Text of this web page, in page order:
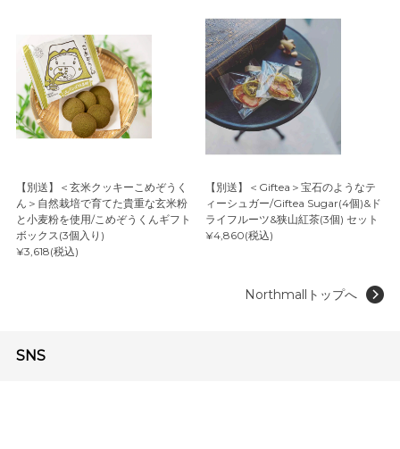
【別送】＜玄米クッキーこめぞうく
ん＞自然栽培で育てた貴重な玄米粉
と小麦粉を使用/こめぞうくんギフト
ボックス(3個入り)
¥3,618(税込)
【別送】＜Giftea＞宝石のようなテ
ィーシュガー/Giftea Sugar(4個)&ド
ライフルーツ&狭山紅茶(3個) セット
¥4,860(税込)
Northmallトップへ
SNS